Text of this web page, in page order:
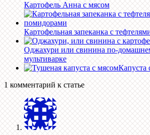
Картофель Анна с мясом
Картофельная запеканка с
Оджахури или свинина по-
мультиварке
Капуста
1 комментарий к статье